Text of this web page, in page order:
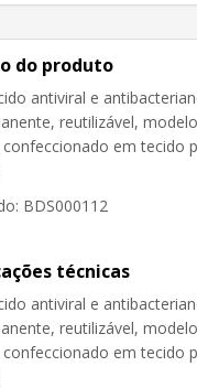
do produto
antiviral e
reutilizável,
em tecido
: BDS000112
técnicas
antiviral e
reutilizável,
em tecido